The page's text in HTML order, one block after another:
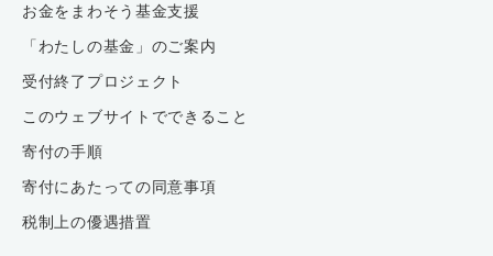
お金をまわそう基金支援
「わたしの基金」のご案内
受付終了プロジェクト
このウェブサイトでできること
寄付の手順
寄付にあたっての同意事項
税制上の優遇措置